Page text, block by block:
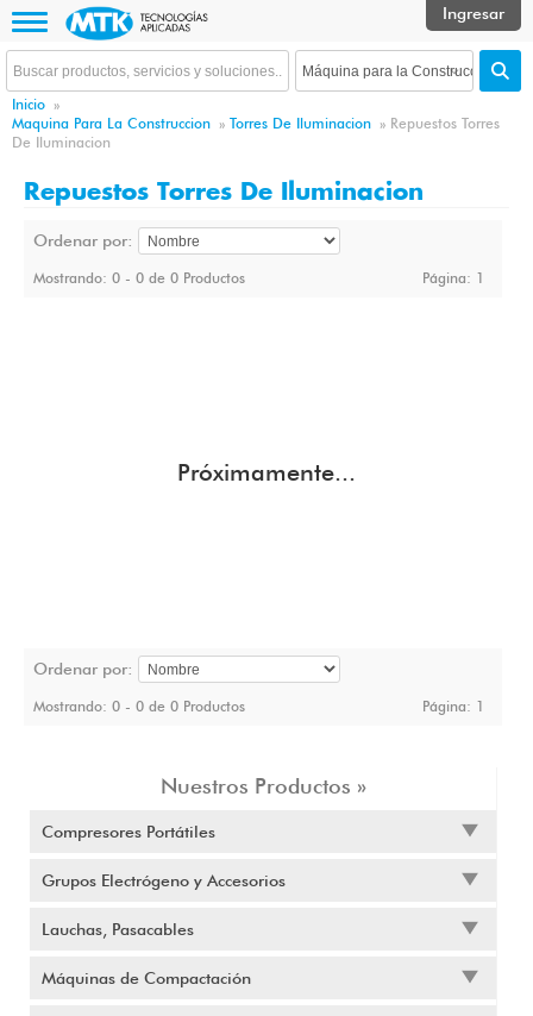
Inicio »
Maquina Para La Construccion » Torres De Iluminacion » Repuestos Torres
De Iluminacion
Nuestros Productos »
Compresores Portátiles
Grupos Electrógeno y Accesorios
Lauchas, Pasacables
Máquinas de Compactación
Repuestos Torres De Iluminacion
Ordenar por:
Mostrando: 0 - 0 de 0 Productos Página: 1
Próximamente...
Ordenar por:
Mostrando: 0 - 0 de 0 Productos Página: 1